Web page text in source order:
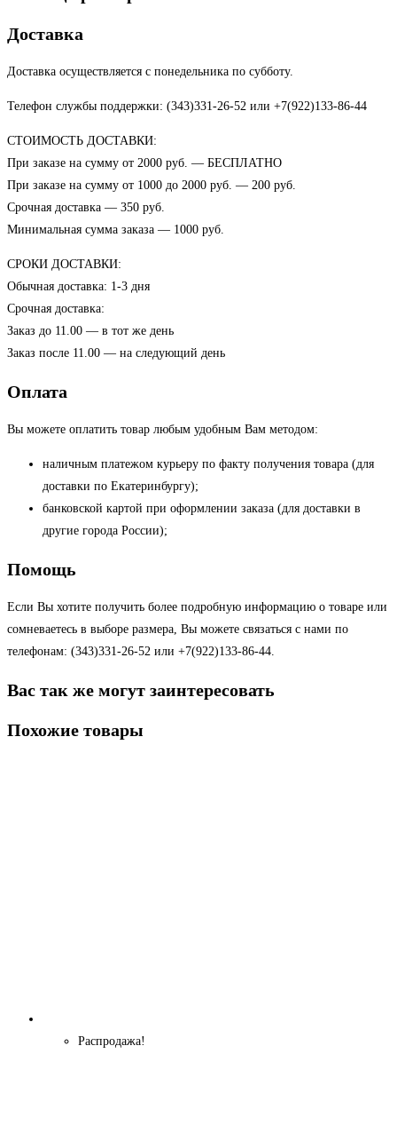
Доставка
Доставка осуществляется с понедельника по субботу.
Телефон службы поддержки: (343)331-26-52 или +7(922)133-86-44
СТОИМОСТЬ ДОСТАВКИ:
При заказе на сумму от 2000 руб. — БЕСПЛАТНО
При заказе на сумму от 1000 до 2000 руб. — 200 руб.
Срочная доставка — 350 руб.
Минимальная сумма заказа — 1000 руб.
СРОКИ ДОСТАВКИ:
Обычная доставка: 1-3 дня
Срочная доставка:
Заказ до 11.00 — в тот же день
Заказ после 11.00 — на следующий день
Оплата
Вы можете оплатить товар любым удобным Вам методом:
наличным платежом курьеру по факту получения товара (для
доставки по Екатеринбургу);
банковской картой при оформлении заказа (для доставки в
другие города России);
Помощь
Если Вы хотите получить более подробную информацию о товаре или
сомневаетесь в выборе размера, Вы можете связаться с нами по
телефонам: (343)331-26-52 или +7(922)133-86-44.
Вас так же могут заинтересовать
Похожие товары
Распродажа!